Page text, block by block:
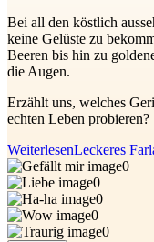
Bei all den köstlich
keine Gelüste zu
Beeren bis hin zu
die Augen.
Erzählt uns, welches
echten Leben
WeiterlesenLeckeres
0
0
0
0
0